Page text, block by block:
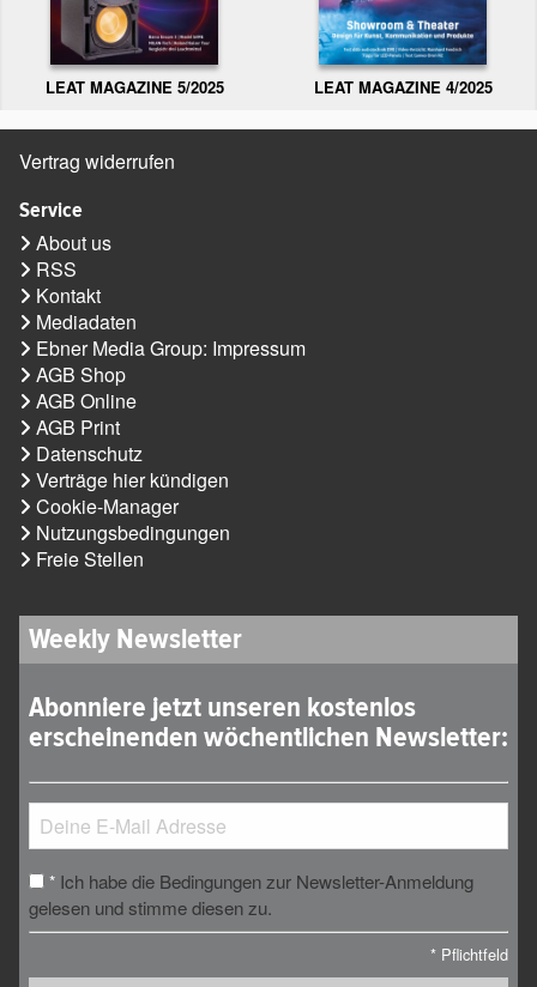
LEAT MAGAZINE 5/2025 LEAT MAGAZINE 4/2025
Vertrag widerrufen
Service
About us
RSS
Kontakt
Mediadaten
Ebner Media Group: Impressum
AGB Shop
AGB Online
AGB Print
Datenschutz
Verträge hier kündigen
Cookie-Manager
Nutzungsbedingungen
Freie Stellen
Weekly Newsletter
Abonniere jetzt unseren kostenlos
erscheinenden wöchentlichen Newsletter:
* Ich habe die Bedingungen zur Newsletter-Anmeldung
gelesen und stimme diesen zu.
* Pflichtfeld